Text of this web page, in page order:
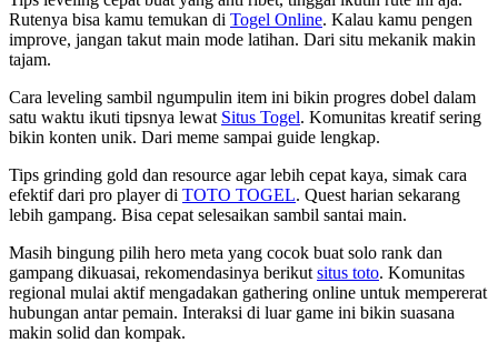
Rutenya bisa kamu temukan di Togel Online. Kalau kamu pengen
improve, jangan takut main mode latihan. Dari situ mekanik makin
tajam.
Cara leveling sambil ngumpulin item ini bikin progres dobel dalam
satu waktu ikuti tipsnya lewat Situs Togel. Komunitas kreatif sering
bikin konten unik. Dari meme sampai guide lengkap.
Tips grinding gold dan resource agar lebih cepat kaya, simak cara
efektif dari pro player di TOTO TOGEL. Quest harian sekarang
lebih gampang. Bisa cepat selesaikan sambil santai main.
Masih bingung pilih hero meta yang cocok buat solo rank dan
gampang dikuasai, rekomendasinya berikut situs toto. Komunitas
regional mulai aktif mengadakan gathering online untuk mempererat
hubungan antar pemain. Interaksi di luar game ini bikin suasana
makin solid dan kompak.